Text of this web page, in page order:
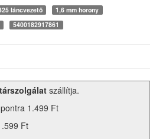
láncvezető
1,6 mm horony
5400182917861
szállítja.
1.499 Ft
Ft